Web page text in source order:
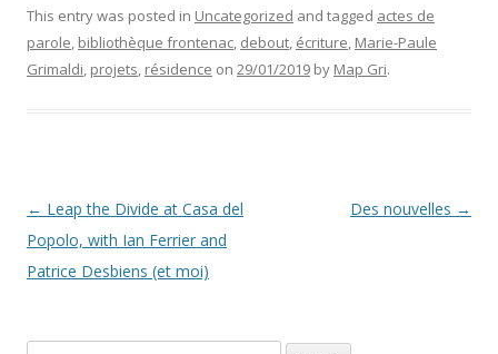
This entry was posted in Uncategorized and tagged actes de
parole, bibliothèque frontenac, debout, écriture, Marie-Paule
Grimaldi, projets, résidence on 29/01/2019 by Map Gri.
Post navigation
← Leap the Divide at Casa del
Popolo, with Ian Ferrier and
Patrice Desbiens (et moi)
Des nouvelles →